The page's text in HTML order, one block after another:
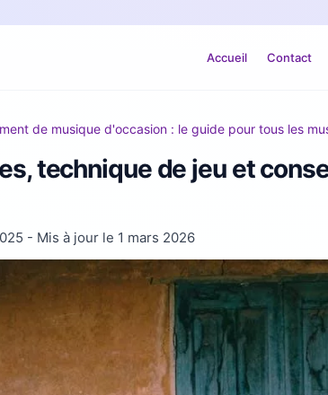
Accueil Contact
de musique d'occasion : le guide pour tous les
technique de jeu et
- Mis à jour le 1 mars 2026